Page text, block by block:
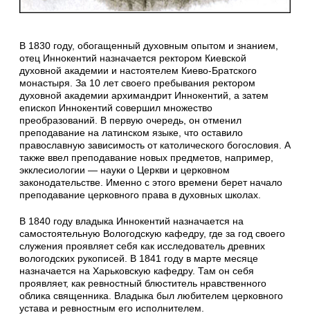
В 1830 году, обогащенный духовным опытом и знанием,
отец Иннокентий назначается ректором Киевской
духовной академии и настоятелем Киево-Братского
монастыря. За 10 лет своего пребывания ректором
духовной академии архимандрит Иннокентий, а затем
епископ Иннокентий совершил множество
преобразований. В первую очередь, он отменил
преподавание на латинском языке, что оставило
православную зависимость от католического богословия. А
также ввел преподавание новых предметов, например,
экклесиологии — науки о Церкви и церковном
законодательстве. Именно с этого времени берет начало
преподавание церковного права в духовных школах.
В 1840 году владыка Иннокентий назначается на
самостоятельную Вологодскую кафедру, где за год своего
служения проявляет себя как исследователь древних
вологодских рукописей. В 1841 году в марте месяце
назначается на Харьковскую кафедру. Там он себя
проявляет, как ревностный блюститель нравственного
облика священника. Владыка был любителем церковного
устава и ревностным его исполнителем.